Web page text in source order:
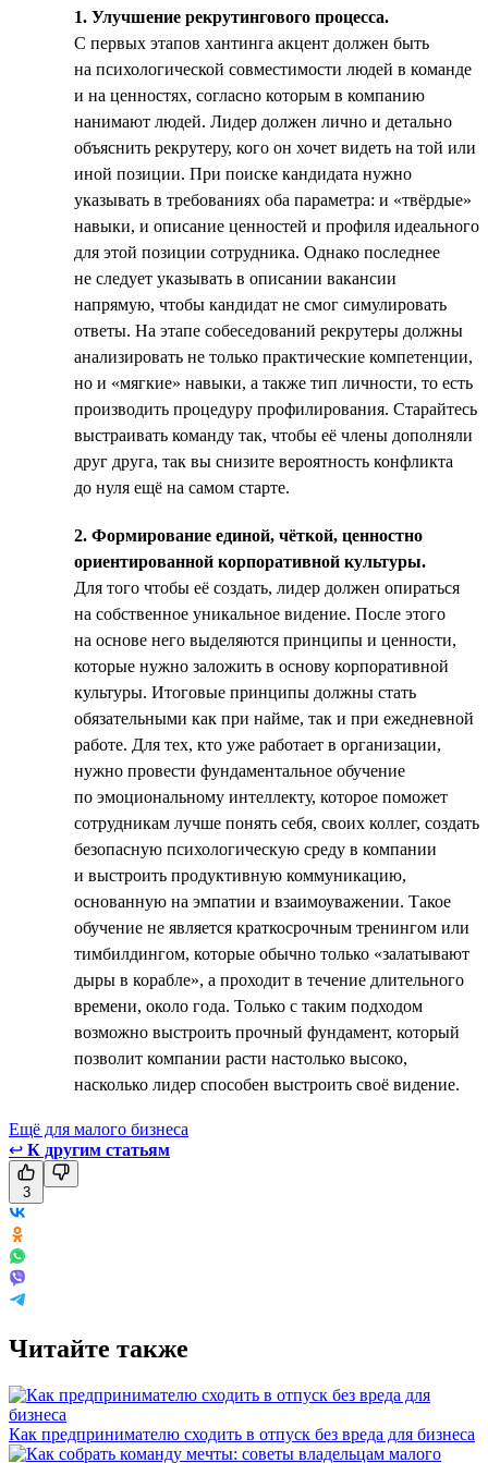
1. Улучшение рекрутингового процесса.
С первых этапов хантинга акцент должен быть
на психологической совместимости людей в команде
и на ценностях, согласно которым в компанию
нанимают людей. Лидер должен лично и детально
объяснить рекрутеру, кого он хочет видеть на той или
иной позиции. При поиске кандидата нужно
указывать в требованиях оба параметра: и «твёрдые»
навыки, и описание ценностей и профиля идеального
для этой позиции сотрудника. Однако последнее
не следует указывать в описании вакансии
напрямую, чтобы кандидат не смог симулировать
ответы. На этапе собеседований рекрутеры должны
анализировать не только практические компетенции,
но и «мягкие» навыки, а также тип личности, то есть
производить процедуру профилирования. Старайтесь
выстраивать команду так, чтобы её члены дополняли
друг друга, так вы снизите вероятность конфликта
до нуля ещё на самом старте.
2. Формирование единой, чёткой, ценностно
ориентированной корпоративной культуры.
Для того чтобы её создать, лидер должен опираться
на собственное уникальное видение. После этого
на основе него выделяются принципы и ценности,
которые нужно заложить в основу корпоративной
культуры. Итоговые принципы должны стать
обязательными как при найме, так и при ежедневной
работе. Для тех, кто уже работает в организации,
нужно провести фундаментальное обучение
по эмоциональному интеллекту, которое поможет
сотрудникам лучше понять себя, своих коллег, создать
безопасную психологическую среду в компании
и выстроить продуктивную коммуникацию,
основанную на эмпатии и взаимоуважении. Такое
обучение не является краткосрочным тренингом или
тимбилдингом, которые обычно только «залатывают
дыры в корабле», а проходит в течение длительного
времени, около года. Только с таким подходом
возможно выстроить прочный фундамент, который
позволит компании расти настолько высоко,
насколько лидер способен выстроить своё видение.
Ещё для малого бизнеса
↩ К другим статьям
3
Читайте также
Как предпринимателю сходить в отпуск без вреда для бизнеса